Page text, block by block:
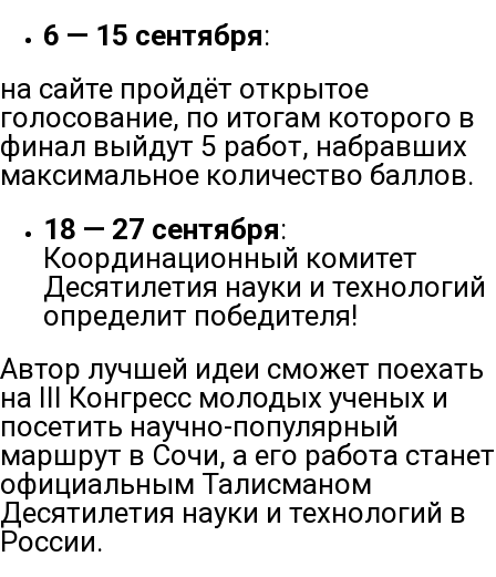
6 — 15 сентября:
на сайте пройдёт открытое
голосование, по итогам которого в
финал выйдут 5 работ, набравших
максимальное количество баллов.
18 — 27 сентября:
Координационный комитет
Десятилетия науки и технологий
определит победителя!
Автор лучшей идеи сможет поехать
на III Конгресс молодых ученых и
посетить научно-популярный
маршрут в Сочи, а его работа станет
официальным Талисманом
Десятилетия науки и технологий в
России.